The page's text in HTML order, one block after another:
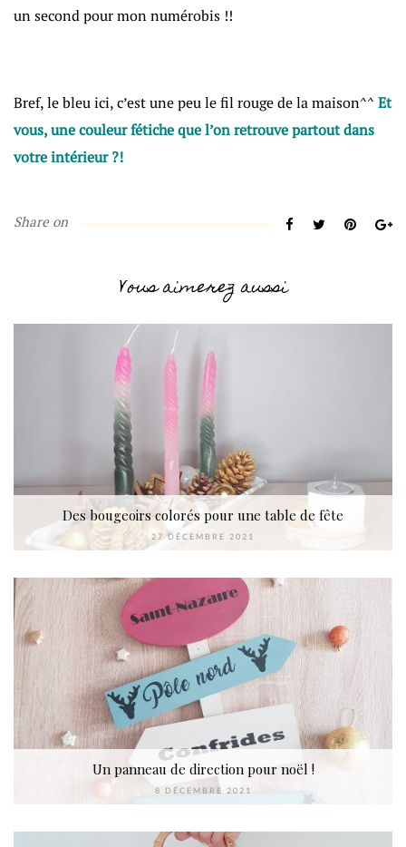
un second pour mon numérobis !!
Bref, le bleu ici, c’est une peu le fil rouge de la maison^^ Et
vous, une couleur fétiche que l’on retrouve partout dans
votre intérieur ?!
Share on
Vous aimerez aussi
Des bougeoirs colorés pour une table de fête
27 DÉCEMBRE 2021
Un panneau de direction pour noël !
8 DÉCEMBRE 2021